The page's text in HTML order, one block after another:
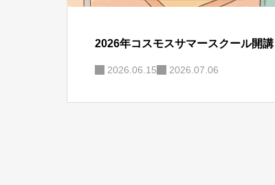
2026年コスモスサマースクール開講
2026.06.15 2026.07.06